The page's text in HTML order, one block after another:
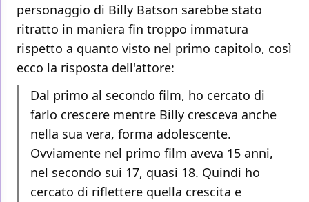
personaggio di Billy Batson sarebbe stato
ritratto in maniera fin troppo immatura
rispetto a quanto visto nel primo capitolo, così
ecco la risposta dell'attore:
Dal primo al secondo film, ho cercato di
farlo crescere mentre Billy cresceva anche
nella sua vera, forma adolescente.
Ovviamente nel primo film aveva 15 anni,
nel secondo sui 17, quasi 18. Quindi ho
cercato di riflettere quella crescita e